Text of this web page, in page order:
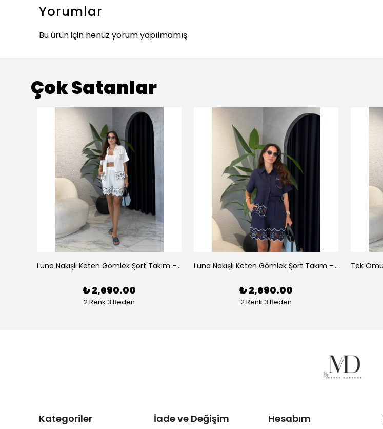
Yorumlar
Bu ürün için henüz yorum yapılmamış.
Çok Satanlar
Luna Nakışlı Keten Gömlek Şort Takım - Beyaz
₺ 2,690.00
2 Renk 3 Beden
Luna Nakışlı Keten Gömlek Şort Takım - Lacivert
₺ 2,690.00
2 Renk 3 Beden
Kategoriler İade ve Değişim Hesabım